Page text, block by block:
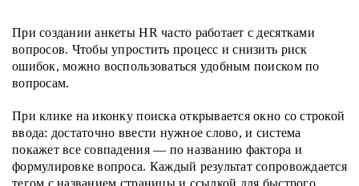
При создании анкеты HR часто работает с десятками
вопросов. Чтобы упростить процесс и снизить риск
ошибок, можно воспользоваться удобным поиском по
вопросам.
При клике на иконку поиска открывается окно со строкой
ввода: достаточно ввести нужное слово, и система
покажет все совпадения — по названию фактора и
формулировке вопроса. Каждый результат сопровождается
тегом с названием страницы и ссылкой для быстрого